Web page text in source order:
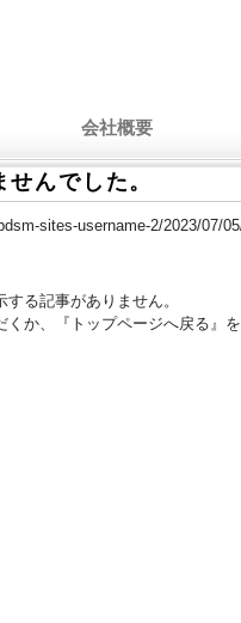
会社概要
んでした。
sites-username-2/2023/07/
る記事がありません。
か、『トップページへ戻る』を